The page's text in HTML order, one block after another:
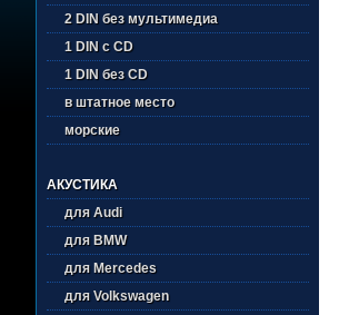
2 DIN без мультимедиа
1 DIN с CD
1 DIN без CD
в штатное место
морские
АКУСТИКА
для Audi
для BMW
для Mercedes
для Volkswagen